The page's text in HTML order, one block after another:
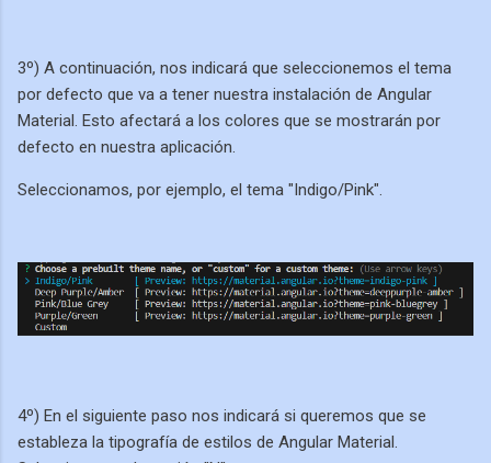
3º) A continuación, nos indicará que seleccionemos el tema
por defecto que va a tener nuestra instalación de Angular
Material. Esto afectará a los colores que se mostrarán por
defecto en nuestra aplicación.
Seleccionamos, por ejemplo, el tema "Indigo/Pink".
4º) En el siguiente paso nos indicará si queremos que se
estableza la tipografía de estilos de Angular Material.